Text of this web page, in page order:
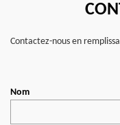
Contactez-nous en
Nom